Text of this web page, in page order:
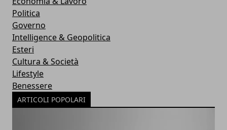
Politica
Governo
Intelligence & Geopolitica
Esteri
Cultura & Società
Lifestyle
Benessere
ARTICOLI POPOLARI